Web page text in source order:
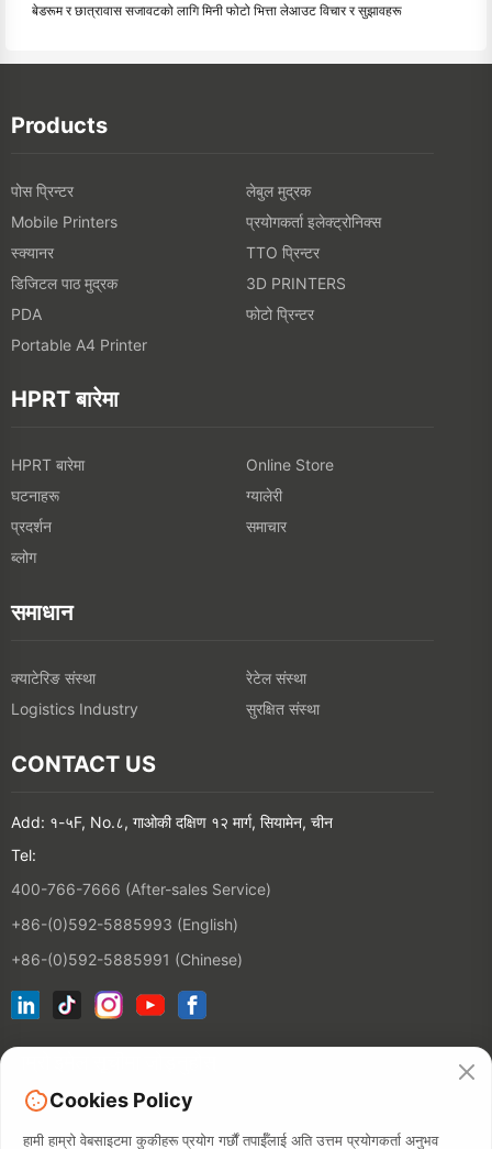
बेडरूम र छात्रावास सजावटको लागि मिनी फोटो भित्ता लेआउट विचार र सुझावहरू
Products
पोस प्रिन्टर
लेबुल मुद्रक
Mobile Printers
प्रयोगकर्ता इलेक्ट्रोनिक्स
स्क्यानर
TTO प्रिन्टर
डिजिटल पाठ मुद्रक
3D PRINTERS
PDA
फोटो प्रिन्टर
Portable A4 Printer
HPRT बारेमा
HPRT बारेमा
Online Store
घटनाहरू
ग्यालेरी
प्रदर्शन
समाचार
ब्लोग
समाधान
क्याटेरिङ संस्था
रेटेल संस्था
Logistics Industry
सुरक्षित संस्था
CONTACT US
Add: १-५F, No.८, गाओकी दक्षिण १२ मार्ग, सियामेन, चीन
Tel:
400-766-7666 (After-sales Service)
+86-(0)592-5885993 (English)
+86-(0)592-5885991 (Chinese)
Cookies Policy
हामी हाम्रो वेबसाइटमा कुकीहरू प्रयोग गर्छौं तपाईँलाई अति उत्तम प्रयोगकर्ता अनुभव